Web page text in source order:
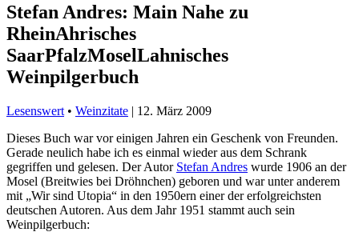
Stefan Andres: Main Nahe zu
RheinAhrisches
SaarPfalzMoselLahnisches
Weinpilgerbuch
Lesenswert • Weinzitate | 12. März 2009
Dieses Buch war vor einigen Jahren ein Geschenk von Freunden.
Gerade neulich habe ich es einmal wieder aus dem Schrank
gegriffen und gelesen. Der Autor Stefan Andres wurde 1906 an der
Mosel (Breitwies bei Dröhnchen) geboren und war unter anderem
mit „Wir sind Utopia“ in den 1950ern einer der erfolgreichsten
deutschen Autoren. Aus dem Jahr 1951 stammt auch sein
Weinpilgerbuch: